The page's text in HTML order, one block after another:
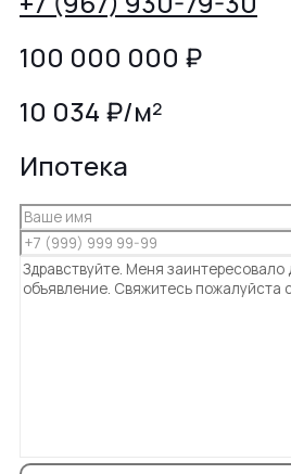
100 000 000 ₽
10 034 ₽/м²
Ипотека